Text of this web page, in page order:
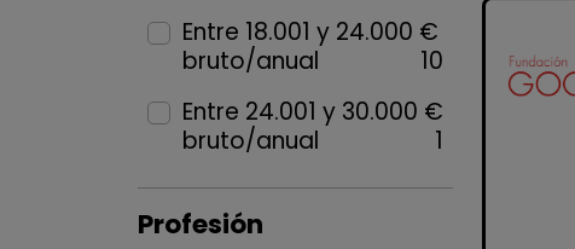
Entre 18.001 y 24.000 €
bruto/anual
10
Entre 24.001 y 30.000 €
bruto/anual
1
Profesión